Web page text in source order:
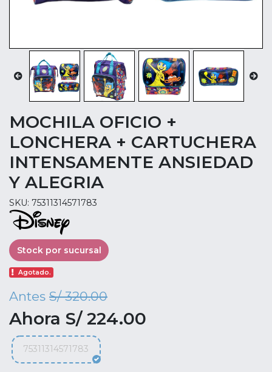
MOCHILA OFICIO +
LONCHERA + CARTUCHERA
INTENSAMENTE ANSIEDAD
Y ALEGRIA
SKU: 75311314571783
Stock por sucursal
Agotado.
Antes S/ 320.00
Ahora S/ 224.00
75311314571783